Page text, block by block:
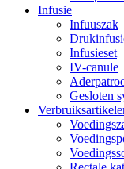
Infusie
Infuuszak
Infusieset
IV-canule
Gesloten